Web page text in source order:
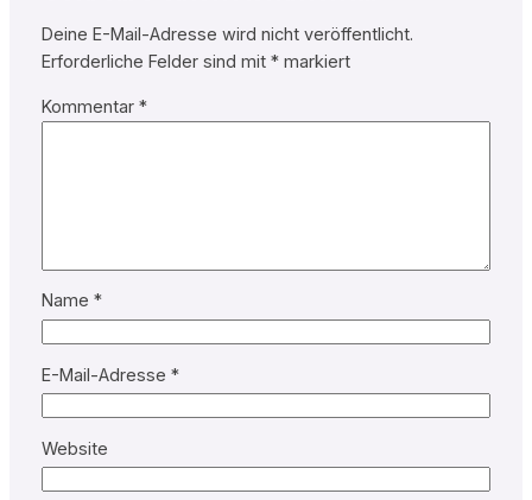
Deine E-Mail-Adresse wird nicht veröffentlicht.
Erforderliche Felder sind mit *markiert
Kommentar *
Name *
E-Mail-Adresse *
Website